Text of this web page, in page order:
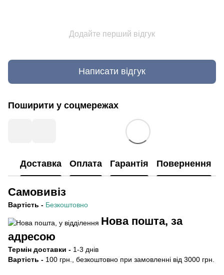
Додайте перший відгук
Написати відгук
Поширити у соцмережах
Доставка Оплата Гарантія Повернення
Самовивіз
Вартість - Безкоштовно
Нова пошта, за
адресою
Термін доставки - 1-3 днів
Вартість - 100 грн., безкоштовно при замовленні від 3000 грн.